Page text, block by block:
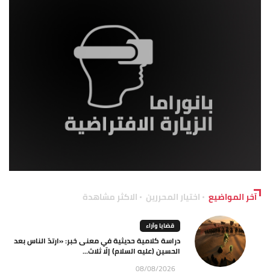
آخر المواضيع اختيار المحررين الاكثر مشاهدة
قضايا وآراء
دراسة كلامية حديثية في معنى خبر: «ارتدّ الناس بعد
الحسين (عليه السلام) إلّا ثلاث...
08/08/2026